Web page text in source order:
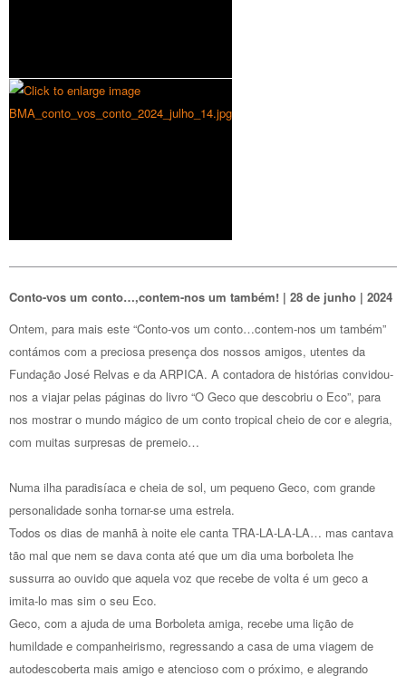
Conto-vos um conto…,contem-nos um também! | 28 de junho | 2024
Ontem, para mais este “Conto-vos um conto…contem-nos um também”
contámos com a preciosa presença dos nossos amigos, utentes da
Fundação José Relvas e da ARPICA. A contadora de histórias convidou-
nos a viajar pelas páginas do livro “O Geco que descobriu o Eco”, para
nos mostrar o mundo mágico de um conto tropical cheio de cor e alegria,
com muitas surpresas de premeio…
Numa ilha paradisíaca e cheia de sol, um pequeno Geco, com grande
personalidade sonha tornar-se uma estrela.
Todos os dias de manhã à noite ele canta TRA-LA-LA-LA… mas cantava
tão mal que nem se dava conta até que um dia uma borboleta lhe
sussurra ao ouvido que aquela voz que recebe de volta é um geco a
imita-lo mas sim o seu Eco.
Geco, com a ajuda de uma Borboleta amiga, recebe uma lição de
humildade e companheirismo, regressando a casa de uma viagem de
autodescoberta mais amigo e atencioso com o próximo, e alegrando